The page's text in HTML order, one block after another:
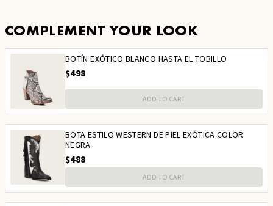
COMPLEMENT YOUR LOOK
BOTÍN EXÓTICO BLANCO HASTA EL TOBILLO
$498
ADD TO CART
BOTA ESTILO WESTERN DE PIEL EXÓTICA COLOR
NEGRA
$488
ADD TO CART